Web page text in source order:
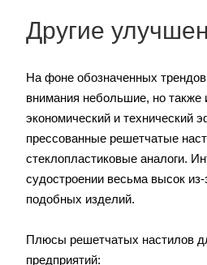
Другие
На фоне обозначенных
внимания небольшие, но
экономический и технический
прессованные решетчатые
стеклопластиковые аналоги.
судостроении весьма высок из-
подобных изделий.
Плюсы решетчатых настилов
предприятий: